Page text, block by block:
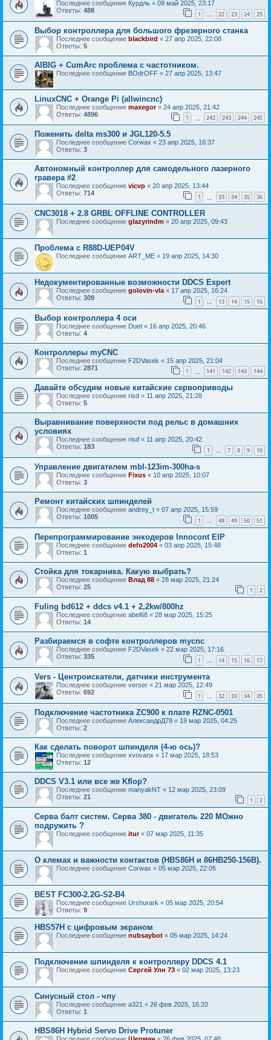
Последнее сообщение Курдль « 09 май 2025, 23:17
Ответы: 488 1 … 22 23 24 25
Выбор контроллера для большого фрезерного станка
Последнее сообщение blackbird « 27 апр 2025, 22:08
Ответы: 5
AIBIG + CumArc проблема с частотником.
Последнее сообщение BOdrOFF « 27 апр 2025, 13:47
LinuxCNC + Orange Pi (allwincnc)
Последнее сообщение maxegor« 24 апр 2025, 21:42
Ответы: 4896 1 242 243 244 245
Поженить delta ms300 и JGL120-5.5
Последнее сообщение Corwax « 23 апр 2025, 16:37
Ответы: 3
Автономный контроллер для самодельного лазерного
гравера #2
Последнее сообщение vicvp « 20 апр 2025, 13:44
Ответы: 714 1 33 34 35 36
CNC3018 + 2.8 GRBL OFFLINE CONTROLLER
Последнее сообщение glazyrindm « 20 апр 2025, 09:43
Проблема с R88D-UEP04V
Последнее сообщение ART_ME « 19 апр 2025, 14:30
Недокументированные возможности DDCS Expert
Последнее сообщение golovin-vla « 17 апр 2025, 16:24
Ответы: 309 1 … 13 14 15 16
Выбор контроллера 4 оси
Последнее сообщение Duet « 16 апр 2025, 20:46
Ответы: 4
Контроллеры myCNC
Последнее сообщение F2DVasek « 15 апр 2025, 21:04
Ответы: 2871 1 141 142 143 144
Давайте обсудим новые китайские сервоприводы
Последнее сообщение risd « 11 апр 2025, 21:28
Ответы: 5
Выравнивание поверхности под рельс в домашних
условиях
Последнее сообщение risd « 11 апр 2025, 20:42
Ответы: 183 1 … 7 8 9 10
Управление двигателем mbl-123im-300ha-s
Последнее сообщение Fixus « 10 апр 2025, 10:07
Ответы: 3
Ремонт китайских шпинделей
Последнее сообщение andrey_t « 07 апр 2025, 15:59
Ответы: 1005 1 … 48 49 50 51
Перепрограммирование энкодеров Innocont EIP
Последнее сообщение defo2004 « 03 апр 2025, 15:48
Ответы: 1
Стойка для токарника. Какую выбрать?
Последнее сообщение Влад 88 « 28 мар 2025, 21:24
Ответы: 25 1 2
Fuling bd612 + ddcs v4.1 + 2,2kw/800hz
Последнее сообщение abel68 « 28 мар 2025, 15:25
Ответы: 14
Разбираемся в софте контроллеров mycnc
Последнее сообщение F2DVasek « 22 мар 2025, 17:16
Ответы: 335 1 … 14 15 16 17
Vers - Центроискатели, датчики инструмента
Последнее сообщение verser « 21 мар 2025, 12:49
Ответы: 692 1 32 33 34 35
Подключение частотника ZC900 к плате RZNC-0501
Последнее сообщение АлександрД78 « 19 мар 2025, 04:25
Ответы: 2
Как сделать поворот шпинделя (4-ю ось)?
Последнее сообщение xvovanx « 17 мар 2025, 18:53
Ответы: 12
DDCS V3.1 или все же Kflop?
Последнее сообщение manyakNT « 12 мар 2025, 23:09
Ответы: 21 1 2
Серва балт систем. Серва 380 - двигатель 220 МОжно
подружить ?
Последнее сообщение itur« 07 мар 2025, 11:35
О клемах и важности контактов (HBS86H и 86HB250-156B).
Последнее сообщение Corwax « 05 мар 2025, 22:05
BEST FC300-2.2G-S2-B4
Последнее сообщение Urshurark « 05 мар 2025, 20:54
Ответы: 9
HBS57H с цифровым экраном
Последнее сообщение nubsaybot « 05 мар 2025, 14:24
Подключение шпинделя к контроллеру DDCS 4.1
Последнее сообщение Сергей Улн 73 « 02 мар 2025, 13:23
Синусный стол - чпу
Последнее сообщение a321 « 26 фев 2025, 16:20
Ответы: 1
HBS86H Hybrid Servo Drive Protuner